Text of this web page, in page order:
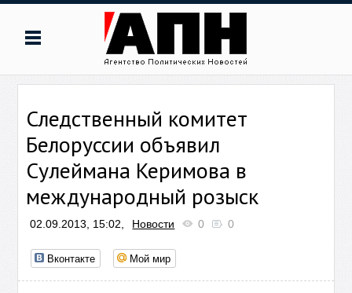
Следственный комитет
Белоруссии объявил
Сулеймана Керимова в
международный розыск
02.09.2013, 15:02, Новости 0 0
Вконтакте Мой мир